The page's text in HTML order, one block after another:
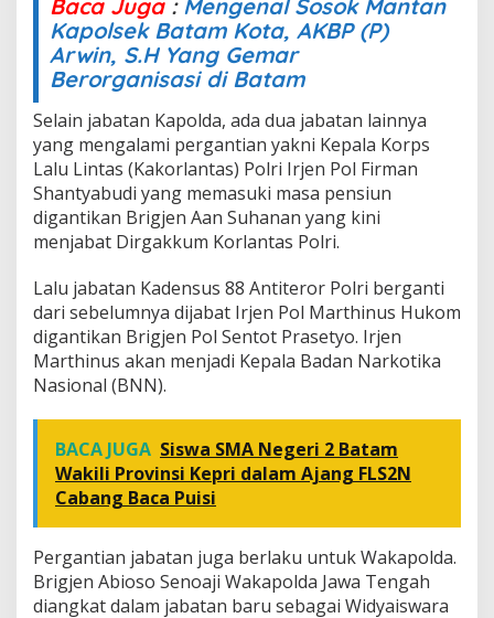
Baca Juga: Mengenal Sosok Mantan
Kapolsek Batam Kota, AKBP (P)
Arwin, S.H Yang Gemar
Berorganisasi di Batam
Selain jabatan Kapolda, ada dua jabatan lainnya
yang mengalami pergantian yakni Kepala Korps
Lalu Lintas (Kakorlantas) Polri Irjen Pol Firman
Shantyabudi yang memasuki masa pensiun
digantikan Brigjen Aan Suhanan yang kini
menjabat Dirgakkum Korlantas Polri.
Lalu jabatan Kadensus 88 Antiteror Polri berganti
dari sebelumnya dijabat Irjen Pol Marthinus Hukom
digantikan Brigjen Pol Sentot Prasetyo. Irjen
Marthinus akan menjadi Kepala Badan Narkotika
Nasional (BNN).
BACA JUGA Siswa SMA Negeri 2 Batam
Wakili Provinsi Kepri dalam Ajang FLS2N
Cabang Baca Puisi
Pergantian jabatan juga berlaku untuk Wakapolda.
Brigjen Abioso Senoaji Wakapolda Jawa Tengah
diangkat dalam jabatan baru sebagai Widyaiswara